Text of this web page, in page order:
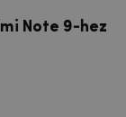
Note 9-hez